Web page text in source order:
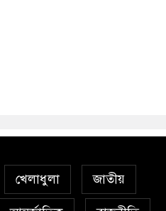
খেলাধুলা জাতীয়